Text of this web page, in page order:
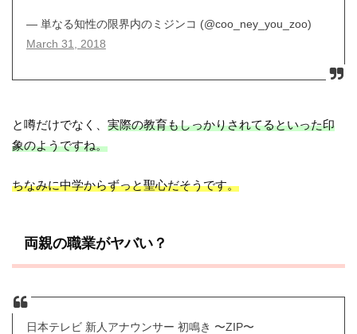
— 単なる知性の限界内のミジンコ (@coo_ney_you_zoo)
March 31, 2018
と噂だけでなく、実際の教育もしっかりされてるといった印
象のようですね。
ちなみに中学からずっと聖心だそうです。
両親の職業がヤバい？
日本テレビ 新人アナウンサー 初鳴き 〜ZIP〜